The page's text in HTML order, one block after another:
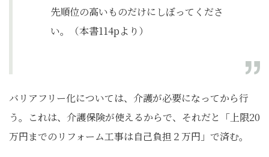
先順位の高いものだけにしぼってくださ
い。（本書114pより）
バリアフリー化については、介護が必要になってから行
う。これは、介護保険が使えるからで、それだと「上限20
万円までのリフォーム工事は自己負担２万円」で済む。